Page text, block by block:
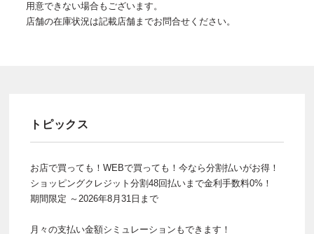
用意できない場合もございます。
店舗の在庫状況は記載店舗までお問合せください。
トピックス
お店で買っても！WEBで買っても！今なら分割払いがお得！
ショッピングクレジット分割48回払いまで金利手数料0%！
期間限定 ～2026年8月31日まで
月々の支払い金額シミュレーションもできます！